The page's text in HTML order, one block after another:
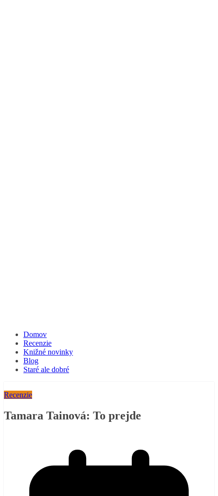
Domov
Recenzie
Knižné novinky
Blog
Staré ale dobré
Recenzie
Tamara Tainová: To prejde